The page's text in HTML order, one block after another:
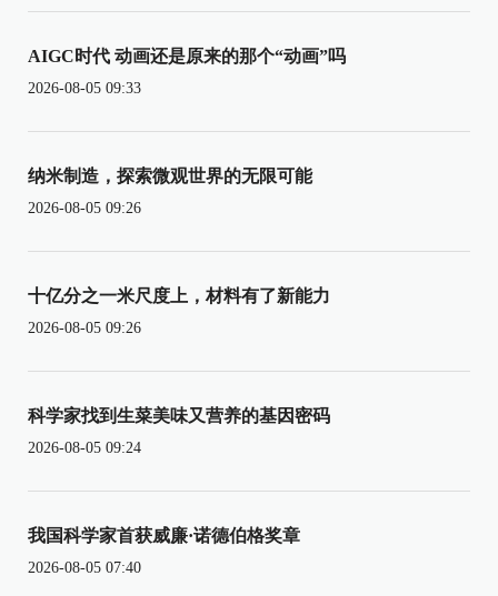
AIGC时代 动画还是原来的那个“动画”吗
2026-08-05 09:33
纳米制造，探索微观世界的无限可能
2026-08-05 09:26
十亿分之一米尺度上，材料有了新能力
2026-08-05 09:26
科学家找到生菜美味又营养的基因密码
2026-08-05 09:24
我国科学家首获威廉·诺德伯格奖章
2026-08-05 07:40